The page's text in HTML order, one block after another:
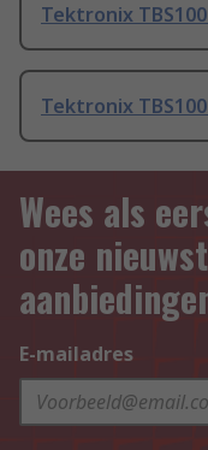
Tektronix
Tektronix
Wees als
onze
E-mailadres